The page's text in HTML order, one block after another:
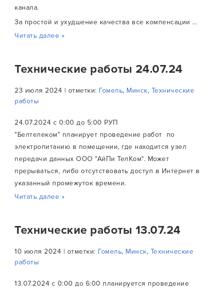
канала.
За простой и ухудшение качества все компенсации …
Читать далее »
Технические работы 24.07.24
23 июля 2024 | отметки: Гомель, Минск, Технические
работы
24.07.2024 с 0:00 до 5:00 РУП
"Белтелеком" планирует проведение работ по
электропитанию в помещении, где находится узел
передачи данных ООО "АйПи ТелКом". Может
прерываться, либо отсутствовать доступ в Интернет в
указанный промежуток времени.
Читать далее »
Технические работы 13.07.24
10 июля 2024 | отметки: Гомель, Минск, Технические
работы
13.07.2024 с 0:00 до 6:00 планируется проведение